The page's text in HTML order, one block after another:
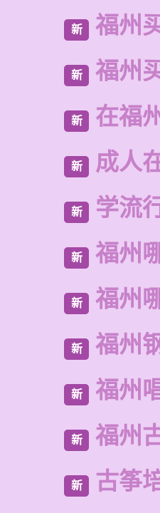
新 福州
新 福州
新 在福
新 成人
新 学流
新 福州
新 福州
新 福州
新 福州
新 福州
新 古筝